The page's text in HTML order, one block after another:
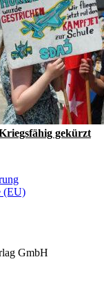
gekürzt
(EU)
GmbH